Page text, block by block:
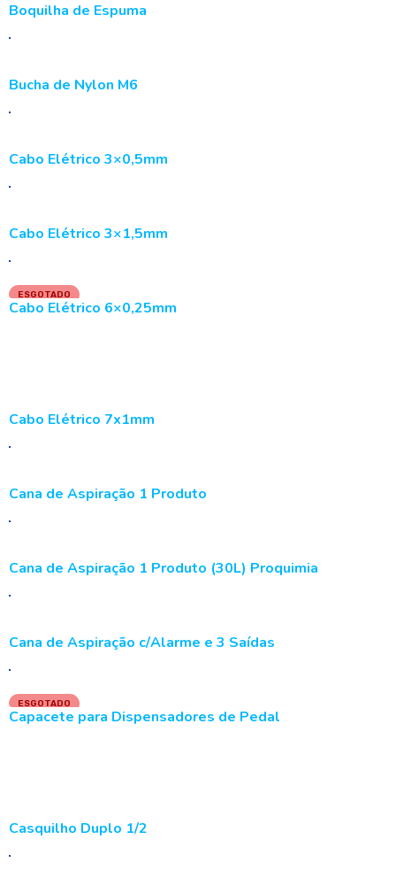
Boquilha de Espuma
Bucha de Nylon M6
Cabo Elétrico 3×0,5mm
Cabo Elétrico 3×1,5mm
ESGOTADO
Cabo Elétrico 6×0,25mm
Cabo Elétrico 7x1mm
Cana de Aspiração 1 Produto
Cana de Aspiração 1 Produto (30L) Proquimia
Cana de Aspiração c/Alarme e 3 Saídas
ESGOTADO
Capacete para Dispensadores de Pedal
Casquilho Duplo 1/2